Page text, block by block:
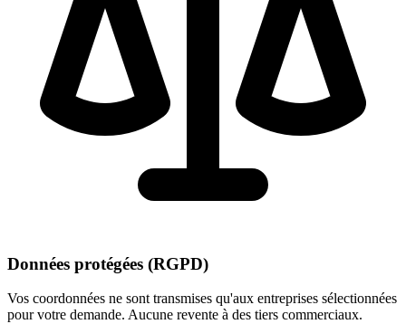
Données protégées (RGPD)
Vos coordonnées ne sont transmises qu'aux entreprises sélectionnées
pour votre demande. Aucune revente à des tiers commerciaux.